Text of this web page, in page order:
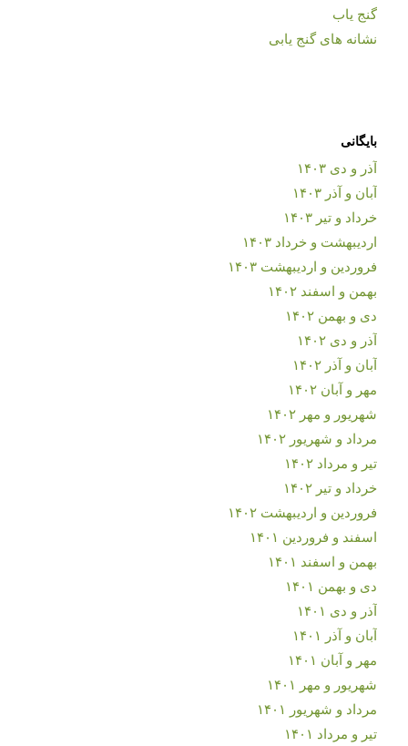
گنج یاب
نشانه های گنج یابی
بایگانی
آذر و دی ۱۴۰۳
آبان و آذر ۱۴۰۳
خرداد و تیر ۱۴۰۳
اردیبهشت و خرداد ۱۴۰۳
فروردین و اردیبهشت ۱۴۰۳
بهمن و اسفند ۱۴۰۲
دی و بهمن ۱۴۰۲
آذر و دی ۱۴۰۲
آبان و آذر ۱۴۰۲
مهر و آبان ۱۴۰۲
شهریور و مهر ۱۴۰۲
مرداد و شهریور ۱۴۰۲
تیر و مرداد ۱۴۰۲
خرداد و تیر ۱۴۰۲
فروردین و اردیبهشت ۱۴۰۲
اسفند و فروردین ۱۴۰۱
بهمن و اسفند ۱۴۰۱
دی و بهمن ۱۴۰۱
آذر و دی ۱۴۰۱
آبان و آذر ۱۴۰۱
مهر و آبان ۱۴۰۱
شهریور و مهر ۱۴۰۱
مرداد و شهریور ۱۴۰۱
تیر و مرداد ۱۴۰۱